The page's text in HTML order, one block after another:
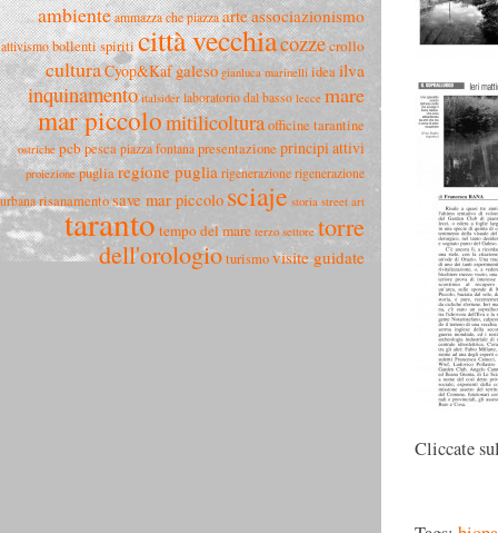
ambiente ammazza che piazza arteassociazionismo
attivismo bollenti spiriticittà vecchiacozzecrollo
culturaCyop&Kafgaleso gianluca marinelli ideailva
inquinamento italsider laboratorio dal basso lecce mare
mar piccolomitilicolturaofficine tarantine
ostriche pcbpesca piazza fontana presentazioneprincipi attivi
proiezione pugliaregione puglia rigenerazione rigenerazione
urbana risanamentosave mar piccolo sciaje storia street art
taranto tempo del mare terzo settore torre
dell'orologioturismovisite guidate
Cliccate